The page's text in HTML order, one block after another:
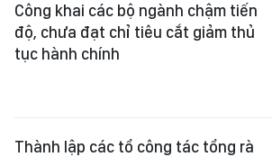
Công khai các bộ ngành chậm tiến
độ, chưa đạt chỉ tiêu cắt giảm thủ
tục hành chính
Thành lập các tổ công tác tổng rà